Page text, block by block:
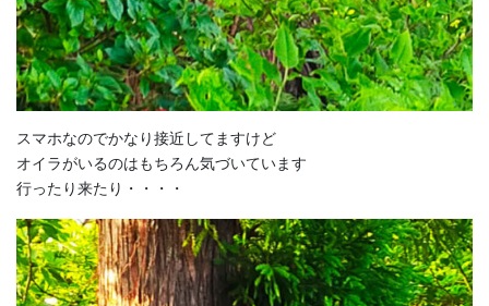
スマホなのでかなり接近してますけど
オイラがいるのはもちろん気づいています
行ったり来たり・・・・